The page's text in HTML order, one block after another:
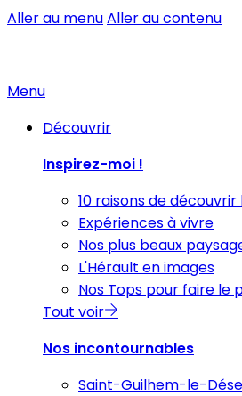
Aller au menuAller au contenu
Menu
Découvrir
Inspirez-moi !
10 raisons de découvrir
Expériences à vivre
Nos plus beaux
L'Hérault en images
Nos Tops pour faire le
Tout voir
Nos incontournables
Saint-Guilhem-le-